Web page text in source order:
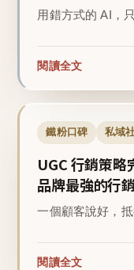
用錯方式的 AI，
閱讀全文
鐵粉口碑 私域
UGC 行銷策
品牌最強的行
一個顧客說好，
閱讀全文